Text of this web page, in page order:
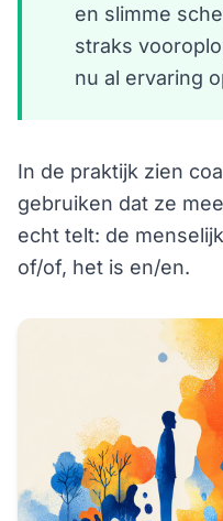
en slimme
straks
nu al ervaring
In de praktijk zien
gebruiken dat ze
echt telt: de
of/of, het is en/en.